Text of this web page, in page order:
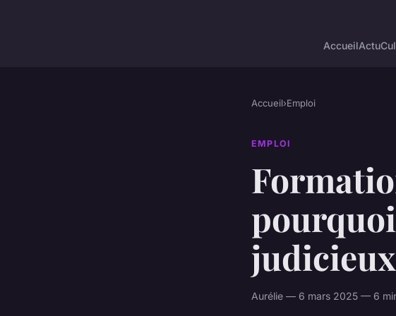
AccueilActu
Accueil›Emploi
EMPLOI
judicieux
Aurélie — 6 mars 2025 — 6